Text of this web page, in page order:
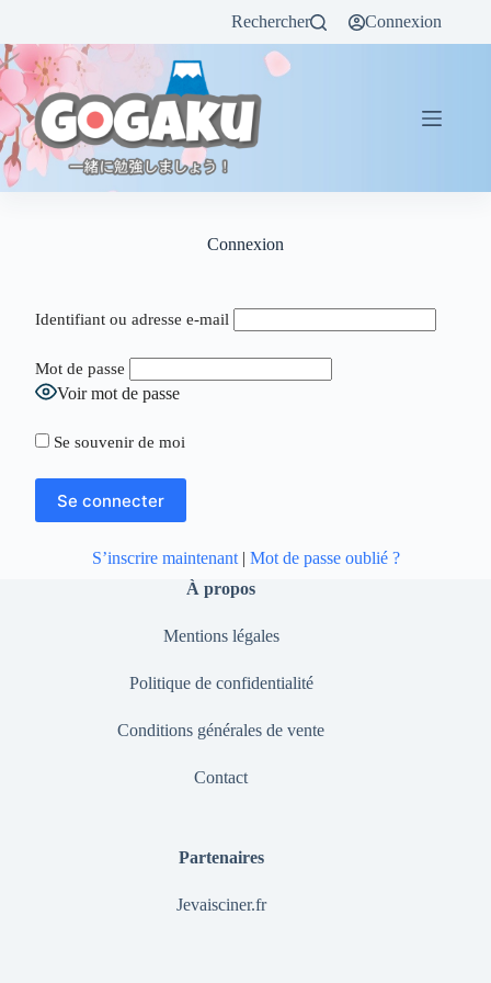
Rechercher Connexion
Connexion
Identifiant ou adresse e-mail
Mot de passe
Voir mot de passe
Se souvenir de moi
S’inscrire maintenant| Mot de passe oublié ?
À propos
Mentions légales
Politique de confidentialité
Conditions générales de vente
Contact
Partenaires
Jevaisciner.fr